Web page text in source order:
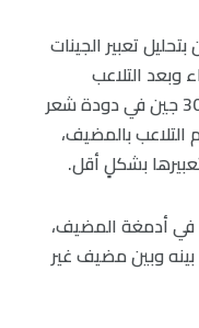
تعبير الجينات
التلاعب
بمضيفها، وقد اكتشفوا أكثر من 3000 جين في دودة شعر
التلاعب بالمضيف،
في أدمغة المضيف،
بينه وبين مضيف غير